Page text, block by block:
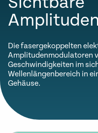
menu
Die fasergekoppelten
Amplitudenmodulatoren
Geschwindigkeiten im
Wellenlängenbereich in
Gehäuse.